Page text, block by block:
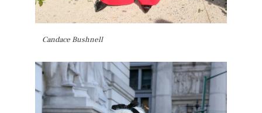
Candace Bushnell